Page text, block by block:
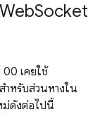
Socket
เคยใช้
สำหรับส่วนหางใน
ม่ดังต่อไปนี้